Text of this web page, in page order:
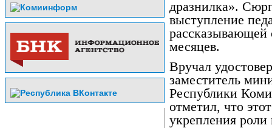
дразнилка».
выступление
рассказывающей
месяцев.
Вручал
заместитель
Республики
отметил, что
укрепления